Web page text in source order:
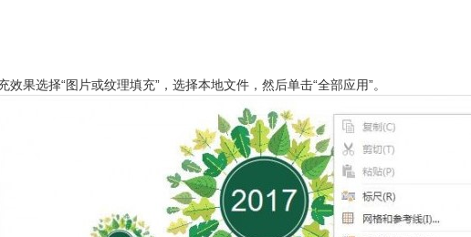
果选择“图片或纹理填充”，选择本地文件，然后单击“全部应用”。